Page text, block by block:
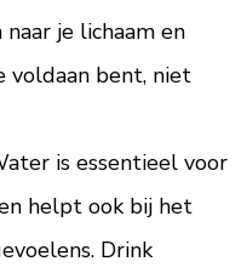
je lichaam en
voldaan bent, niet
is essentieel voor
helpt ook bij het
Drink